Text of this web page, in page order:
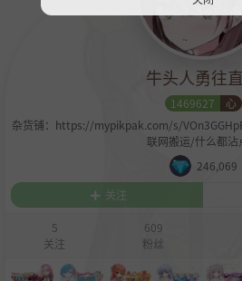
牛头人勇往
1469627
心
杂货铺：https://mypikpak.com/s/
联网搬运/什么都沾
246,069
关注
5
关注
609
粉丝